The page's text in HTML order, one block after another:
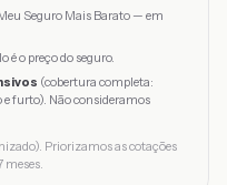
Seguro Mais Barato — em
é o preço do seguro.
(cobertura completa:
e furto). Não consideramos
Priorizamos as cotações
meses.